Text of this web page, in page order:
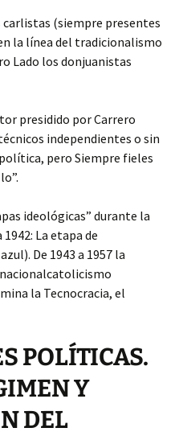
carlistas (siempre presentes
la línea del tradicionalismo
Lado los donjuanistas
presidido por Carrero
independientes o sin
pero Siempre fieles
ideológicas” durante la
La etapa de
De 1943 a 1957 la
la Tecnocracia, el
POLÍTICAS.
Y
DEL